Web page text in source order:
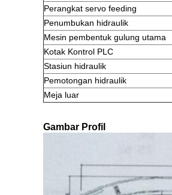
Perangkat servo feeding
Penumbukan hidraulik
Mesin pembentuk gulung utama
Kotak Kontrol PLC
Stasiun hidraulik
Pemotongan hidraulik
Meja luar
Gambar Profil